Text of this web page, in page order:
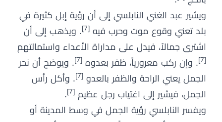
ويشير عبد الغني النابلسي إلى أن رؤية إبل كثيرة في
بلد تعني وقوع موت وحرب فيه [7] . ويذهب إلى أن
اشترى جمالاً، فيدل على مداراة الأعداء واستمالتهم
[7] . وإن ركب معرورياً، ظفر بعدوه [7] . ويوضح أن نحر
الجمل يعني الراحة والظفر بالعدو [7] . وأكل رأس
الجمل، فيشير إلى اغتياب رجل عظيم [7]
.
ويفسر النابلسي رؤية الجمل في وسط المدينة أو